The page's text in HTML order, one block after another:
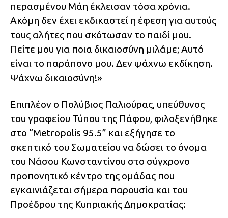
περασμένου Μάη έκλεισαν τόσα χρόνια.
Ακόμη δεν έχει εκδικαστεί η έφεση για αυτούς
τους αλήτες που σκότωσαν το παιδί μου.
Πείτε μου για ποια δικαιοσύνη μιλάμε; Αυτό
είναι το παράπονο μου. Δεν ψάχνω εκδίκηση.
Ψάχνω δικαιοσύνη!»
Επιπλέον ο Πολύβιος Παλιούρας, υπεύθυνος
του γραφείου Τύπου της Πάφου, φιλοξενήθηκε
στο “Metropolis 95.5” και εξήγησε το
σκεπτικό του Σωματείου να δώσει το όνομα
του Νάσου Κωνσταντίνου στο σύγχρονο
προπονητικό κέντρο της ομάδας που
εγκαινιάζεται σήμερα παρουσία και του
Προέδρου της Κυπριακής Δημοκρατίας: